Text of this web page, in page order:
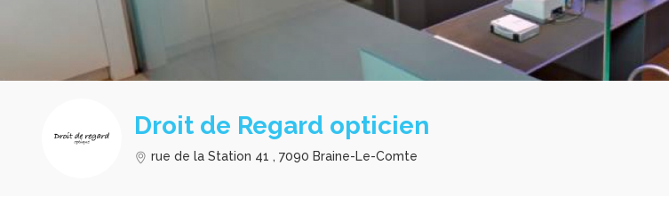
Droit de Regard opticien
rue de la Station 41 , 7090 Braine-Le-Comte